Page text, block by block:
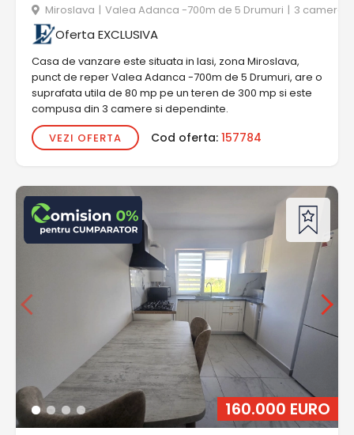
Miroslava | Valea Adanca -700m de 5 Drumuri | 3 camere
Oferta EXCLUSIVA
Casa de vanzare este situata in Iasi, zona Miroslava,
punct de reper Valea Adanca -700m de 5 Drumuri, are o
suprafata utila de 80 mp pe un teren de 300 mp si este
compusa din 3 camere si dependinte.
VEZI OFERTA
Cod oferta: 157784
160.000 EURO